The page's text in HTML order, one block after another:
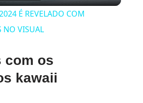
É REVELADO COM
NO VISUAL
com os
kawaii